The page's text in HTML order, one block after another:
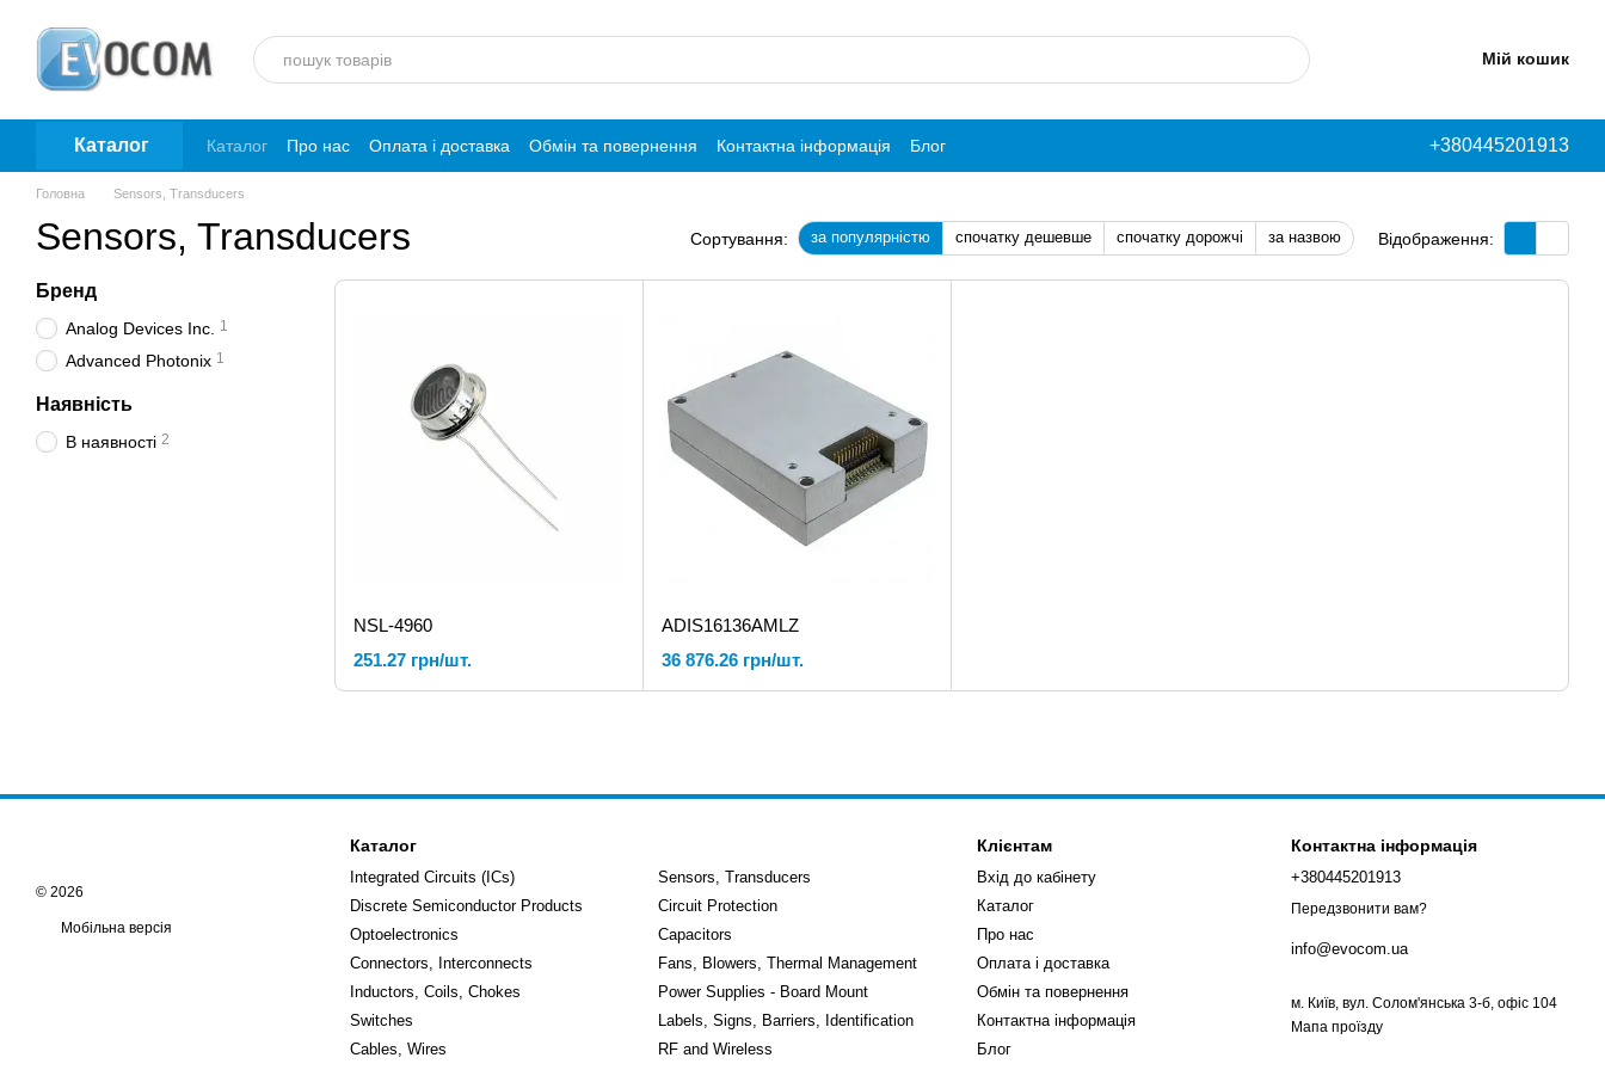
Мій кошик
Каталог Каталог Про нас Оплата і доставка Обмін та повернення Контактна інформація Блог +380445201913
Головна Sensors, Transducers
Sensors, Transducers Сортування: за популярністю спочатку дешевше спочатку дорожчі за назвою Відображення:
NSL-4960
251.27 грн/шт.
ADIS16136AMLZ
36 876.26 грн/шт.
Бренд
Analog Devices Inc. 1
Advanced Photonix 1
Наявність
В наявності 2
© 2026
Мобільна версія
Каталог
Integrated Circuits (ICs)
Discrete Semiconductor Products
Optoelectronics
Connectors, Interconnects
Inductors, Coils, Chokes
Switches
Cables, Wires
Sensors, Transducers
Circuit Protection
Capacitors
Fans, Blowers, Thermal Management
Power Supplies - Board Mount
Labels, Signs, Barriers, Identification
RF and Wireless
Клієнтам
Вхід до кабінету
Каталог
Про нас
Оплата і доставка
Обмін та повернення
Контактна інформація
Блог
Контактна інформація
+380445201913
Передзвонити вам?
info@evocom.ua
м. Київ, вул. Солом'янська 3-б, офіс 104
Мапа проїзду